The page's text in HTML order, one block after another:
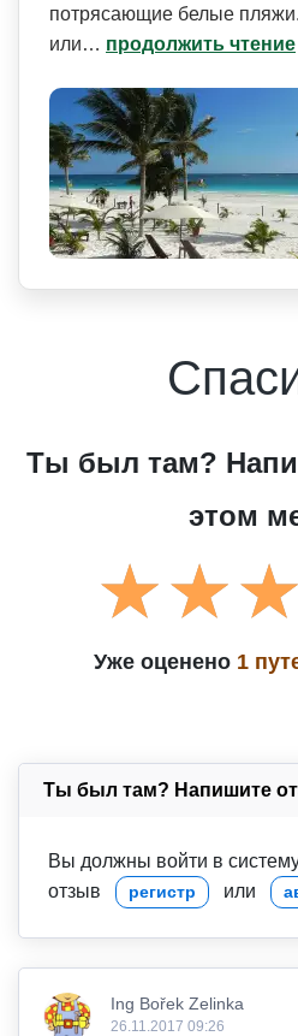
потрясающие белые
или… продолжить чтение
Ты был там?
этом
Уже оценено 1
Ты был там? Напишите
Вы должны войти в
отзыв
регистр или
Ing Bořek Zelinka
26.11.2017 09:26